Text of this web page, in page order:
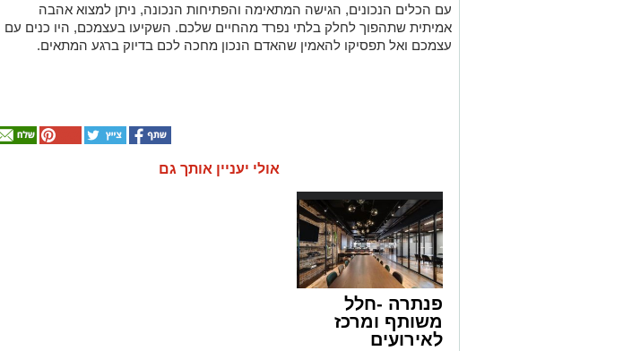
עם הכלים הנכונים, הגישה המתאימה והפתיחות הנכונה, ניתן למצוא אהבה
אמיתית שתהפוך לחלק בלתי נפרד מהחיים שלכם. השקיעו בעצמכם, היו כנים עם
עצמכם ואל תפסיקו להאמין שהאדם הנכון מחכה לכם בדיוק ברגע המתאים.
אולי יעניין אותך גם
פנתרה -חלל
משותף ומרכז
לאירועים